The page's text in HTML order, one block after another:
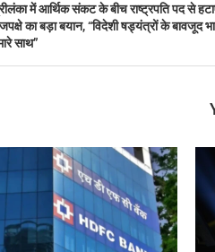
में आर्थिक संकट के बीच राष्ट्रपति पद से
का बड़ा बयान, “विदेशी षड्यंत्रों के बावजूद
साथ”